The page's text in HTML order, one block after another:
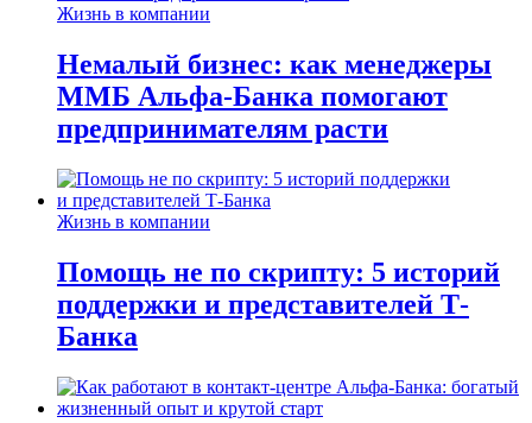
Жизнь в компании
Немалый бизнес: как менеджеры
ММБ Альфа-Банка помогают
предпринимателям расти
Жизнь в компании
Помощь не по скрипту: 5 историй
поддержки и представителей Т-
Банка